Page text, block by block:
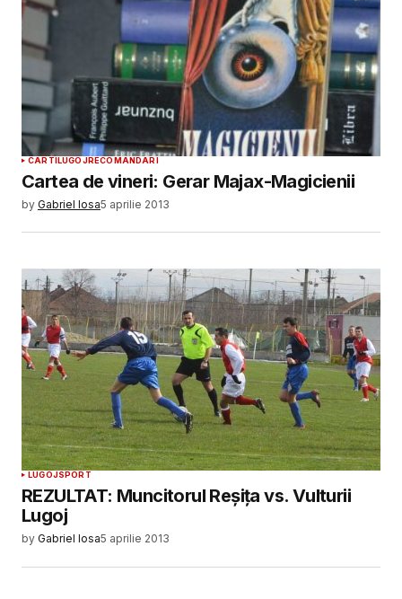
CARTILUGOJRECOMANDARI
Cartea de vineri: Gerar Majax-Magicienii
by Gabriel Iosa5 aprilie 2013
LUGOJSPORT
REZULTAT: Muncitorul Reșița vs. Vulturii
Lugoj
by Gabriel Iosa5 aprilie 2013